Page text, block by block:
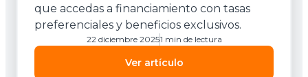
que accedas a financiamiento con tasas
preferenciales y beneficios exclusivos.
Ver artículo
22 diciembre 20251 min de lectura